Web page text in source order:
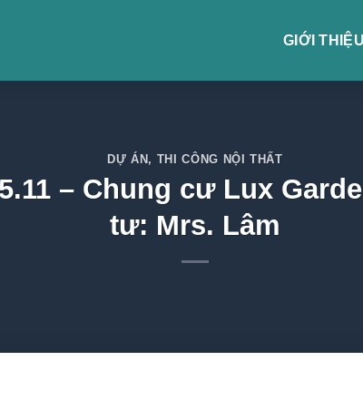
GIỚI THIỆU
DỰ ÁN , THI CÔNG NỘI THẤT
– Chung cư Lux
tư: Mrs. Lâm